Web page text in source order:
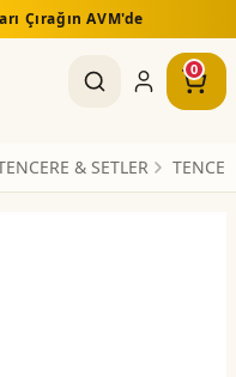
Çırağın AVM'de
0
& SETLER